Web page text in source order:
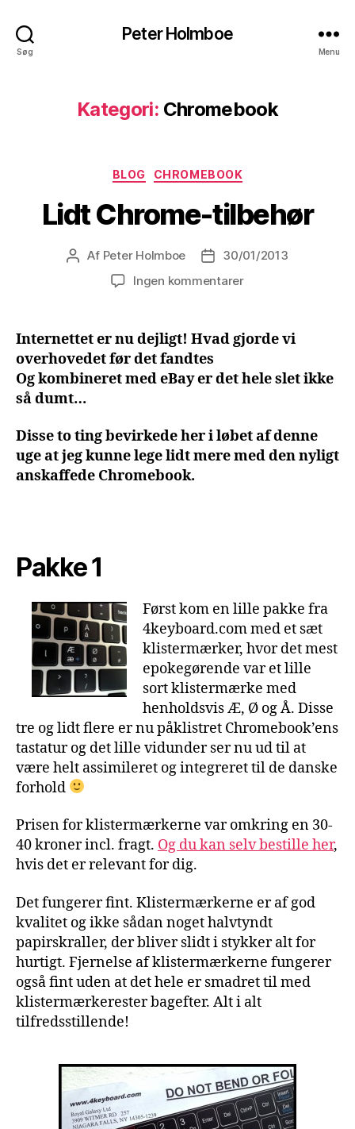
Søg
Peter Holmboe
Menu
Kategori: Chromebook
Kategorier
BLOG CHROMEBOOK
Lidt Chrome-tilbehør
Indlægsforfatter
Af Peter Holmboe Indlægsdato
30/01/2013
Ingen kommentarertil
tilbehør
Internettet er nu dejligt! Hvad gjorde vi
overhovedet før det fandtes
Og kombineret med eBay er det hele slet ikke
så dumt…
Disse to ting bevirkede her i løbet af denne
uge at jeg kunne lege lidt mere med den nyligt
anskaffede Chromebook.
Pakke 1
Først kom en lille pakke fra
4keyboard.com med et sæt
klistermærker, hvor det mest
epokegørende var et lille
sort klistermærke med
henholdsvis Æ, Ø og Å. Disse
tre og lidt flere er nu påklistret Chromebook’ens
tastatur og det lille vidunder ser nu ud til at
være helt assimileret og integreret til de danske
forhold
Prisen for klistermærkerne var omkring en 30-
40 kroner incl. fragt. Og du kan selv bestille her,
hvis det er relevant for dig.
Det fungerer fint. Klistermærkerne er af god
kvalitet og ikke sådan noget halvtyndt
papirskraller, der bliver slidt i stykker alt for
hurtigt. Fjernelse af klistermærkerne fungerer
også fint uden at det hele er smadret til med
klistermærkerester bagefter. Alt i alt
tilfredsstillende!